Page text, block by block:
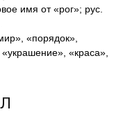
имя от «рог»; рус.
«порядок»,
«краса»,